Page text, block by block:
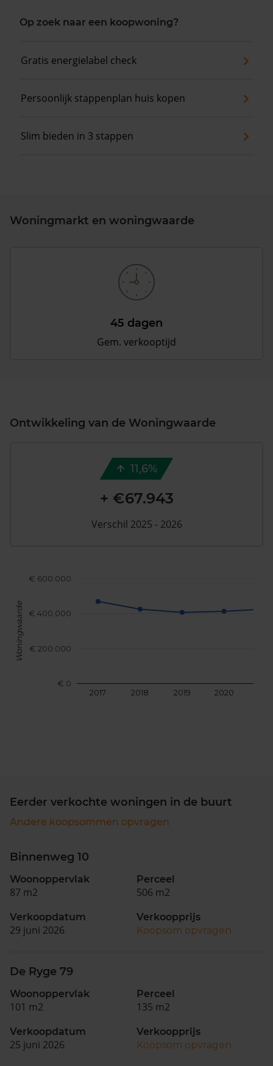
Op zoek naar een koopwoning?
Gratis energielabel check
Persoonlijk stappenplan huis kopen
Slim bieden in 3 stappen
Woningmarkt en woningwaarde
45 dagen
Gem. verkooptijd
Ontwikkeling van de Woningwaarde
2017 2018 2019 2020
€ 0
€ 200.000
€ 400.000
€ 600.000
Woningwaarde
11,6%
+ €67.943
Verschil 2025 - 2026
Eerder verkochte woningen in de buurt
Andere koopsommen opvragen
Binnenweg 10
Woonoppervlak
87 m2
Perceel
506 m2
Verkoopdatum
29 juni 2026
Verkoopprijs
Koopsom opvragen
De Ryge 79
Woonoppervlak
101 m2
Perceel
135 m2
Verkoopdatum
25 juni 2026
Verkoopprijs
Koopsom opvragen